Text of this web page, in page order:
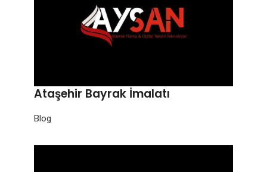
Ataşehir Bayrak İmalatı
Blog